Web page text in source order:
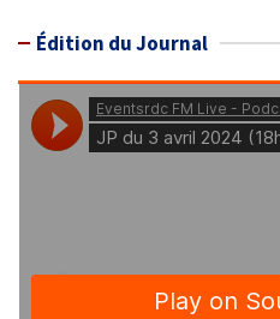
Édition du Journal